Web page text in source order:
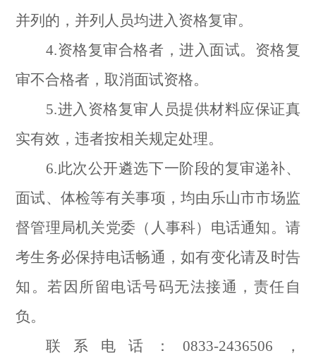
并列的，并列人员均进入资格复审。
4.资格复审合格者，进入面试。资格复
审不合格者，取消面试资格。
5.进入资格复审人员提供材料应保证真
实有效，违者按相关规定处理。
6.此次公开遴选下一阶段的复审递补、
面试、体检等有关事项，均由乐山市市场监
督管理局机关党委（人事科）电话通知。请
考生务必保持电话畅通，如有变化请及时告
知。若因所留电话号码无法接通，责任自
负。
联系电话：0833-2436506，